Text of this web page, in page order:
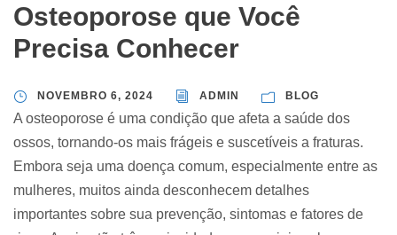
Osteoporose que Você
Precisa Conhecer
NOVEMBRO 6, 2024 ADMIN BLOG
A osteoporose é uma condição que afeta a saúde dos
ossos, tornando-os mais frágeis e suscetíveis a fraturas.
Embora seja uma doença comum, especialmente entre as
mulheres, muitos ainda desconhecem detalhes
importantes sobre sua prevenção, sintomas e fatores de